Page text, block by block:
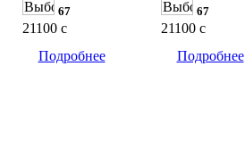
67
21100 c
Подробнее
67
21100 c
Подробнее